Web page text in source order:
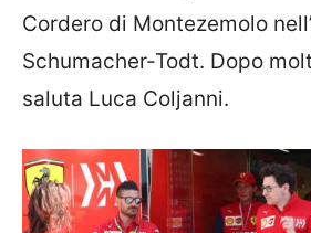
Cordero di Montezemolo
Schumacher-Todt. Dopo
saluta Luca Coljanni.